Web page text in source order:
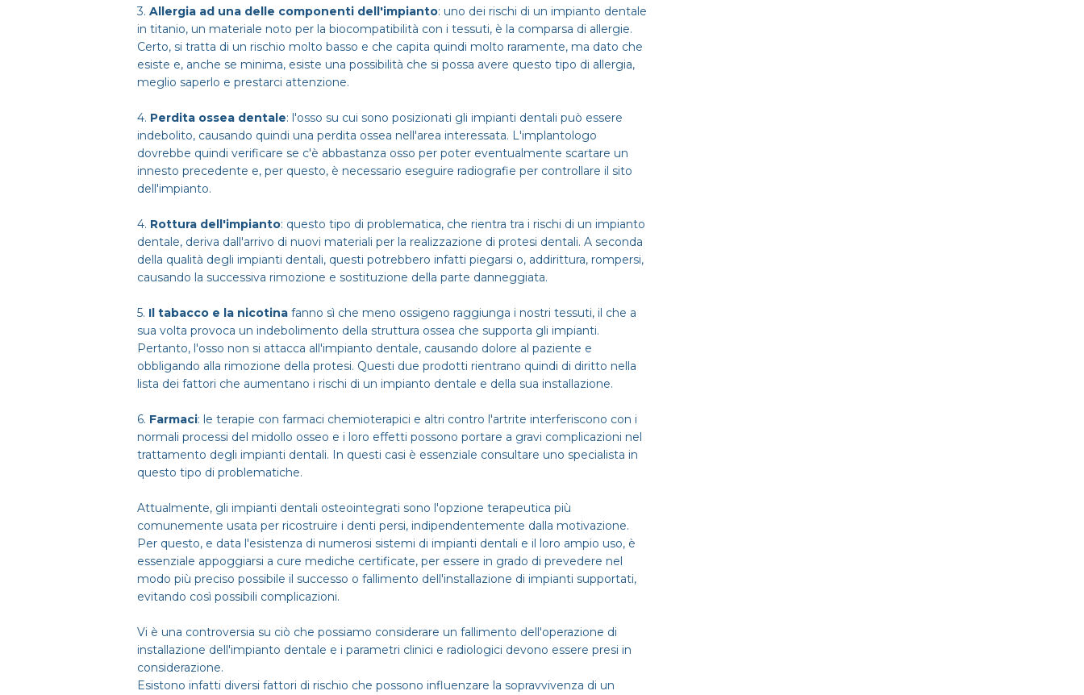
3. Allergia ad una delle componenti dell'impianto: uno dei rischi di un impianto dentale
in titanio, un materiale noto per la biocompatibilità con i tessuti, è la comparsa di allergie.
Certo, si tratta di un rischio molto basso e che capita quindi molto raramente, ma dato che
esiste e, anche se minima, esiste una possibilità che si possa avere questo tipo di allergia,
meglio saperlo e prestarci attenzione.
4. Perdita ossea dentale: l'osso su cui sono posizionati gli impianti dentali può essere
indebolito, causando quindi una perdita ossea nell'area interessata. L'implantologo
dovrebbe quindi verificare se c'è abbastanza osso per poter eventualmente scartare un
innesto precedente e, per questo, è necessario eseguire radiografie per controllare il sito
dell'impianto.
4. Rottura dell'impianto: questo tipo di problematica, che rientra tra i rischi di un impianto
dentale, deriva dall'arrivo di nuovi materiali per la realizzazione di protesi dentali. A seconda
della qualità degli impianti dentali, questi potrebbero infatti piegarsi o, addirittura, rompersi,
causando la successiva rimozione e sostituzione della parte danneggiata.
5. Il tabacco e la nicotina fanno sì che meno ossigeno raggiunga i nostri tessuti, il che a
sua volta provoca un indebolimento della struttura ossea che supporta gli impianti.
Pertanto, l'osso non si attacca all'impianto dentale, causando dolore al paziente e
obbligando alla rimozione della protesi. Questi due prodotti rientrano quindi di diritto nella
lista dei fattori che aumentano i rischi di un impianto dentale e della sua installazione.
6. Farmaci: le terapie con farmaci chemioterapici e altri contro l'artrite interferiscono con i
normali processi del midollo osseo e i loro effetti possono portare a gravi complicazioni nel
trattamento degli impianti dentali. In questi casi è essenziale consultare uno specialista in
questo tipo di problematiche.
Attualmente, gli impianti dentali osteointegrati sono l'opzione terapeutica più
comunemente usata per ricostruire i denti persi, indipendentemente dalla motivazione.
Per questo, e data l'esistenza di numerosi sistemi di impianti dentali e il loro ampio uso, è
essenziale appoggiarsi a cure mediche certificate, per essere in grado di prevedere nel
modo più preciso possibile il successo o fallimento dell'installazione di impianti supportati,
evitando così possibili complicazioni.
Vi è una controversia su ciò che possiamo considerare un fallimento dell'operazione di
installazione dell'impianto dentale e i parametri clinici e radiologici devono essere presi in
considerazione.
Esistono infatti diversi fattori di rischio che possono influenzare la sopravvivenza di un